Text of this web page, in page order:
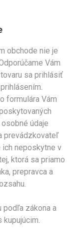
obchode nie je
Vám
sa prihlásiť
formulára Vám
údaje
prevádzkovateľ
ich neposkytne v
ktorá sa priamo
prepravca a
podľa zákona a
kupujúcim.